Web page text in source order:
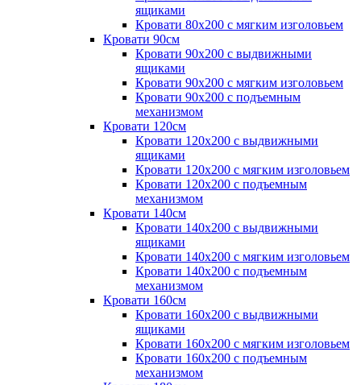
ящиками
Кровати 80х200 с мягким изголовьем
Кровати 90см
Кровати 90х200 с выдвижными
ящиками
Кровати 90х200 с мягким изголовьем
Кровати 90х200 с подъемным
механизмом
Кровати 120см
Кровати 120х200 с выдвижными
ящиками
Кровати 120х200 с мягким изголовьем
Кровати 120х200 с подъемным
механизмом
Кровати 140см
Кровати 140х200 с выдвижными
ящиками
Кровати 140х200 с мягким изголовьем
Кровати 140х200 с подъемным
механизмом
Кровати 160см
Кровати 160х200 с выдвижными
ящиками
Кровати 160х200 с мягким изголовьем
Кровати 160х200 с подъемным
механизмом